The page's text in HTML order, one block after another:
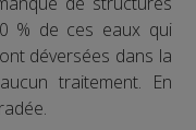
% de ces eaux qui
déversées dans la
traitement. En